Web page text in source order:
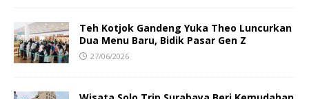
Teh Kotjok Gandeng Yuka Theo Luncurkan
Dua Menu Baru, Bidik Pasar Gen Z
27/06/2026